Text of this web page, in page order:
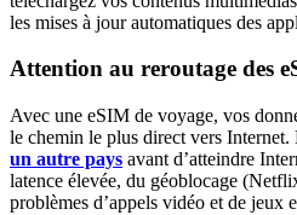
les mises à jour automatiques des
Attention au reroutage des
Avec une eSIM de voyage, vos
le chemin le plus direct vers Internet.
un autre pays avant d’atteindre
latence élevée, du géoblocage
problèmes d’appels vidéo et de jeux